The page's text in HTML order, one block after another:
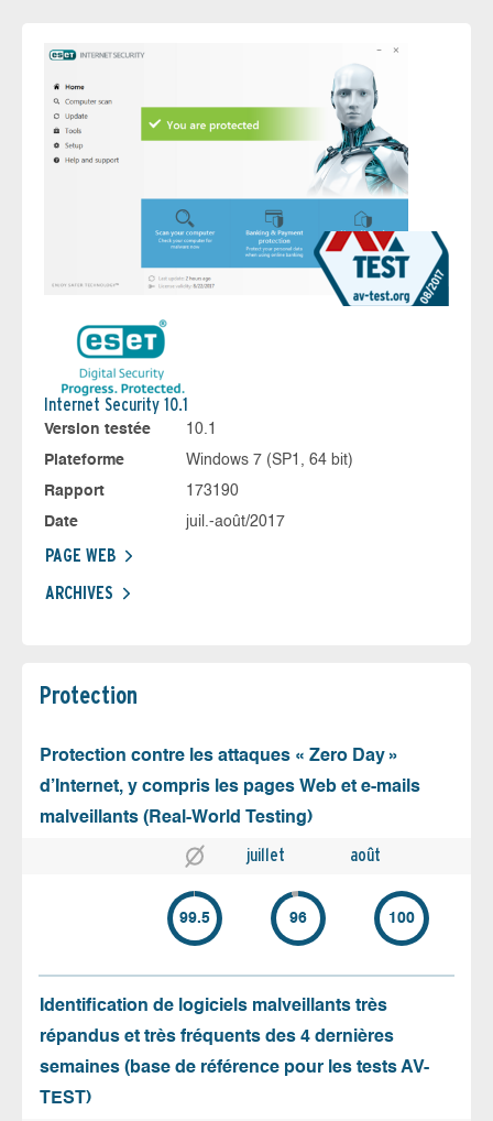
Internet Security 10.1
Version testée
10.1
Plateforme
Windows 7 (SP1, 64 bit)
Rapport
173190
Date
juil.-août/2017
PAGE WEB
ARCHIVES
Protection
Protection contre les attaques « Zero Day »
d’Internet, y compris les pages Web et e-mails
malveillants (Real-World Testing)
juillet août
99.5 96 100
Identification de logiciels malveillants très
répandus et très fréquents des 4 dernières
semaines (base de référence pour les tests AV-
TEST)